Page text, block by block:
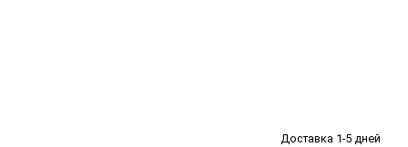
Доставка 1-5 дней